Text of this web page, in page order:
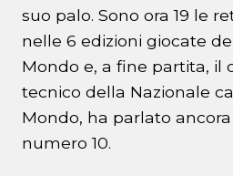
suo palo. Sono ora 19 le
nelle 6 edizioni giocate
Mondo e, a fine partita, il
tecnico della Nazionale
Mondo, ha parlato
numero 10.